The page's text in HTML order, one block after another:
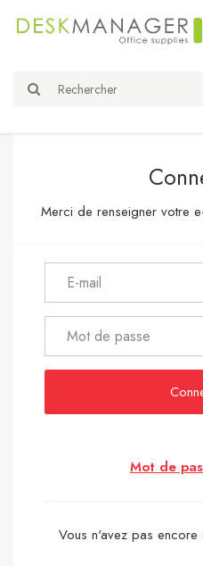
Merci de renseigner votre
Mot de
Vous n'avez pas